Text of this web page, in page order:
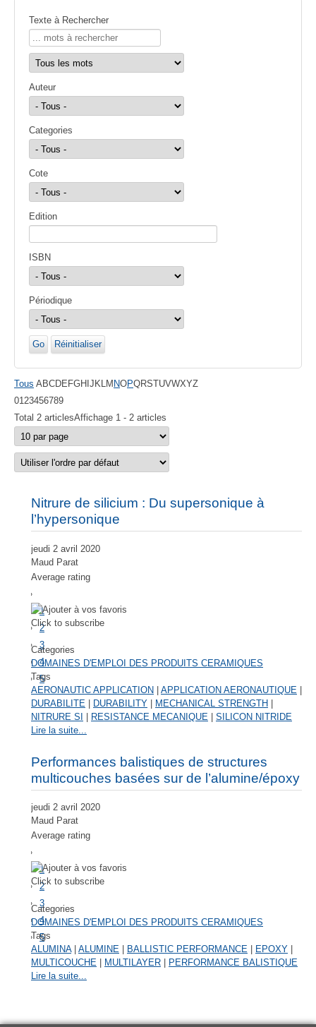
Texte à Rechercher
Auteur
Categories
Cote
Edition
ISBN
Périodique
Go Réinitialiser
Tous ABCDE FGH J KLM NOPQRSTUVWXYZ
0123456789
Total 2 articlesAffichage 1 - 2 articles
Nitrure de silicium : Du supersonique à
l’hypersonique
jeudi 2 avril 2020
Maud Parat
Average rating
1
2
3
4
5
Click to subscribe
Categories
DOMAINES D'EMPLOI DES PRODUITS CERAMIQUES
Tags
AERONAUTIC APPLICATION
APPLICATION AERONAUTIQUE
DURABILITE
DURABILITY MECHANICAL STRENGTH
NITRURE SI
RESISTANCE MECANIQUE
SILICON NITRIDE
Lire la suite...
Performances balistiques de structures
multicouches basées sur de l’alumine/époxy
jeudi 2 avril 2020
Maud Parat
Average rating
1
2
3
4
5
Click to subscribe
Categories
DOMAINES D'EMPLOI DES PRODUITS CERAMIQUES
Tags
ALUMINA| ALUMINE | BALLISTIC PERFORMANCE | EPOXY |
MULTICOUCHE | MULTILAYER | PERFORMANCE BALISTIQUE
Lire la suite...